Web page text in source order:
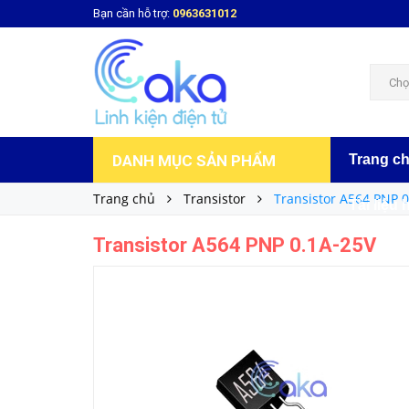
Bạn cần hỗ trợ: 0963631012
DANH MỤC SẢN PHẨM Trang
Tài liệu
Trang chủ Transistor Transistor A564 PNP
Transistor A564 PNP 0.1A-25V
Transistor A564 PNP 0.1A-25V